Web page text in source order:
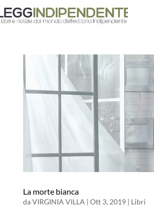
La morte bianca
daVIRGINIA VILLA | Ott 3, 2019| Libri